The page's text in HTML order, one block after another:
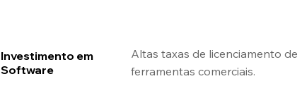
Altas taxas de licenciamento de
ferramentas comerciais.
Investimento em
Software